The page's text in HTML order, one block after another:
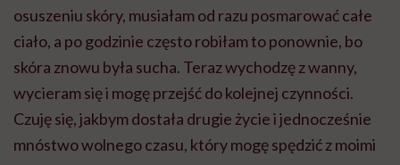
osuszeniu skóry, musiałam od razu posmarować całe
ciało, a po godzinie często robiłam to ponownie, bo
skóra znowu była sucha. Teraz wychodzę z wanny,
wycieram się i mogę przejść do kolejnej czynności.
Czuję się, jakbym dostała drugie życie i jednocześnie
mnóstwo wolnego czasu, który mogę spędzić z moimi